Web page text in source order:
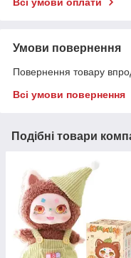
Всі умови оплати
Умови повернення
Повернення товару
Всі умови повернення
Подібні товари